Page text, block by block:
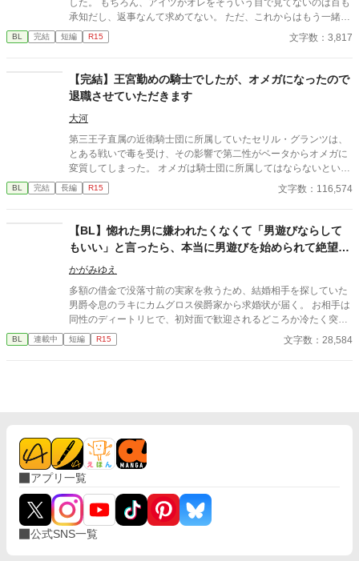
した。 もちろん、アイツがオレをそういう目で見てないのは百も
承知だし、返事なんて求めてない。 ただ、これからはもう一緒に
いないから…想いを伝えるぐらい、許してくれ。 そう思って告
白したのが高校三年生の最後の登校日。……あれから5年経った
ー 美形×平凡っていいですよね、、、、
BL 完結 短編 R15 文字数：3,817
【完結】王宮勤めの騎士でしたが、オメガになったので
退職させていただきます
大河
第三王子直属の近衛騎士団に所属していたセリル・グランツは、
とある戦いで毒を受け、その影響で第二性がベータからオメガに
変質してしまった。 オメガは騎士団に所属してはならないという
法に基づき、騎士団を辞めることを決意するセリル。上司である
第三王子・レオンハルトにそのことを告げて騎士団を去るが、特
戻ったセリルは、オメガになったことで見合い話を受けざるを得
ない立場に。見合いに全く乗り気でないセリルの元に、意外な人
物から婚約の申し入れが届く。それはかつての上司、レオンハル
トからの婚約の申し入れだった──
BL 完結 長編 R15 文字数：116,574
【BL】惚れた男に嫌われたくなくて「男遊びならして
もいい」と言ったら、本当に男遊びを始められて絶望し
ている侯爵令息の話
かがみゆえ
多額の借金で没落寸前の実家を救うため、結婚相手を探していた
男爵令息のラキにカムグロス侯爵家から求婚状が届く。 お相手は
同性のディートリヒで、初対面で歓迎されるどころか冷たく突き
放されてしまう。 『必要最低限関わるな』 『愛人を作るな』
『男遊びならしてもいい』 ディートリヒから実家の借金を完済す
BL 連載中 短編 R15 文字数：28,584
アプリ一覧
公式SNS一覧